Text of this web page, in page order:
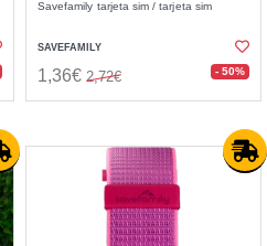
Savefamily tarjeta sim / tarjeta sim
SAVEFAMILY
1,36€ 2,72€ - 50%